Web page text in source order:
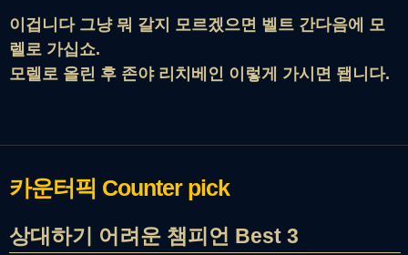
이겁니다 그냥 뭐 갈지 모르겠으면 벨트 간다음에 모
렐로 가십쇼.
모렐로 올린 후 존야 리치베인 이렇게 가시면 됍니다.
카운터픽 Counter pick
상대하기 어려운 챔피언 Best 3